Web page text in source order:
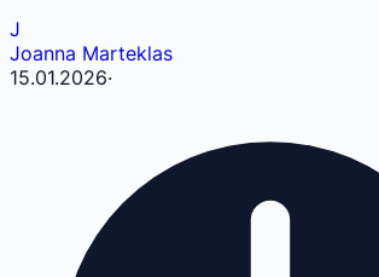
J
Joanna Marteklas
15.01.2026·